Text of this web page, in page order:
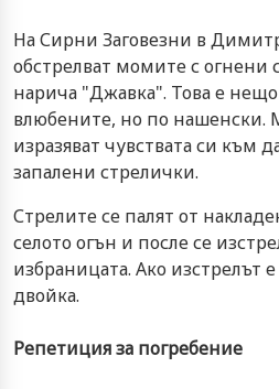
На Сирни Заговезни в
обстрелват момите с огнени
нарича "Джавка". Това е
влюбените, но по нашенски.
изразяват чувствата си към
запалени стрелички.
Стрелите се палят от
селото огън и после се
избраницата. Ако изстрелът
двойка.
Репетиция за погребение